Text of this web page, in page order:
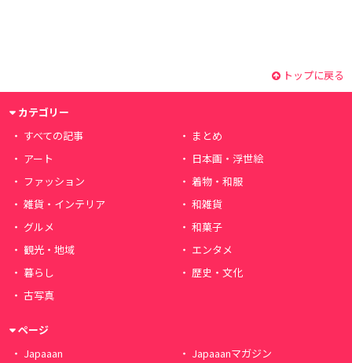
トップに戻る
カテゴリー
すべての記事
まとめ
アート
日本画・浮世絵
ファッション
着物・和服
雑貨・インテリア
和雑貨
グルメ
和菓子
観光・地域
エンタメ
暮らし
歴史・文化
古写真
ページ
Japaaan
Japaaanマガジン